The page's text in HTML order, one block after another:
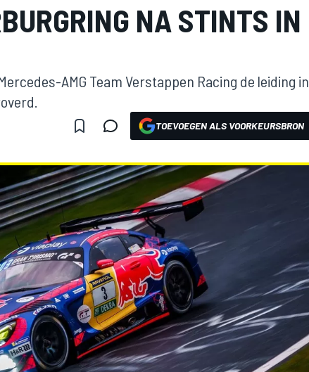
NA STINTS IN
AMG Team Verstappen Racing de leiding in
TOEVOEGEN ALS VOORKEURSBRON